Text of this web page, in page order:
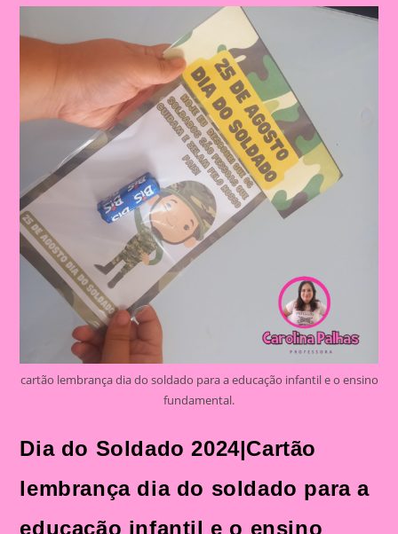
cartão lembrança dia do soldado para a educação infantil e o ensino
fundamental.
Dia do Soldado 2024|Cartão
lembrança dia do soldado para a
educação infantil e o ensino